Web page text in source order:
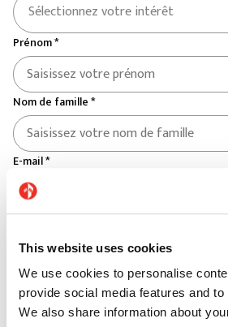
This website uses cookies
We use cookies to personalise
provide social media features and
We also share information about
Sélectionnez votre intérêt
Prénom *
Nom de famille *
E-mail *
Téléphone *
Pays *
Sélectionnez votre pays